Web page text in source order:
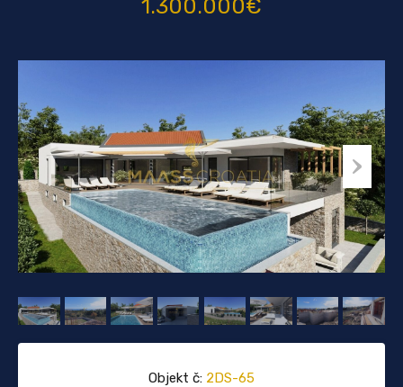
1.300.000€
Objekt č: 2DS-65